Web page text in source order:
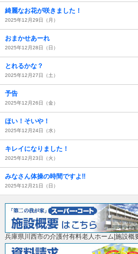
綺麗なお花が咲きました！
2025年12月29日（月）
おまかせあーれ
2025年12月28日（日）
とれるかな？
2025年12月27日（土）
予告
2025年12月26日（金）
ほい！そいや！
2025年12月24日（水）
キレイになりました！
2025年12月23日（火）
みなさん体操の時間ですよ‼︎
2025年12月21日（日）
兵庫県川西市の介護付有料老人ホーム|施設概